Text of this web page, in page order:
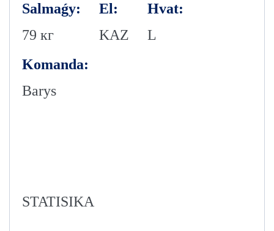
Salmaǵy:
79 кг
El:
KAZ
Hvat:
L
Komanda:
Barys
STATISIKA